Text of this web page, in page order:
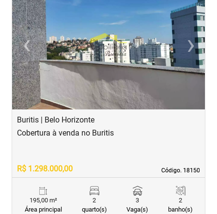
‹Previous ›
Next
Buritis | Belo Horizonte
Código. 18150
Código. 18150
Cobertura à venda no Buritis
R$ 1.298.000,00
195,00 m²
Área principal
2
quarto(s)
3
Vaga(s)
2
banho(s)